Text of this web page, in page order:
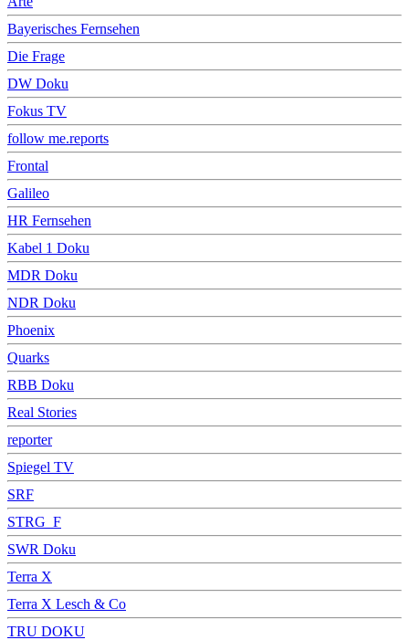
Bayerisches Fernsehen
Die Frage
DW Doku
Fokus TV
follow me.reports
Frontal
Galileo
HR Fernsehen
Kabel 1 Doku
MDR Doku
NDR Doku
Phoenix
Quarks
RBB Doku
Real Stories
reporter
Spiegel TV
SRF
STRG_F
SWR Doku
Terra X
Terra X Lesch & Co
TRU DOKU